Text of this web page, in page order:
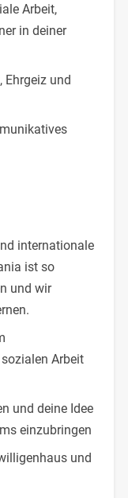
Arbeit,
in deiner
Ehrgeiz und
internationale
ist so
und wir
Arbeit
und deine Idee
einzubringen
und